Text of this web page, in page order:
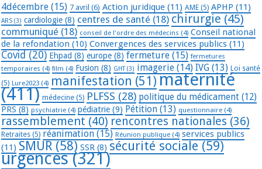
4décembre (15) 7 avril (6) Action juridique (11) AME (5) APHP (11)
ARS (3) cardiologie (8) centres de santé (18) chirurgie (45)
communiqué (18) conseil de l'ordre des médecins (4) Conseil national
de la refondation (10) Convergences des services publics (11)
Covid (20) Ehpad (8) europe (8) fermeture (15) fermetures
temporaires (4) film (4) Fusion (8) GHT(3) imagerie (14) IVG (13) Loi santé
(5) Lure2023 (4) manifestation (51) maternité
(411) médecine (5) PLFSS (28) politique du médicament (12)
PRS (8) psychiatrie (4) pédiatrie (9) Pétition (13) questionnaire (4)
rassemblement (40) rencontres nationales (36)
Retraites (5) réanimation (15) Réunion publique (4) services publics
(11) SMUR (58) SSR (8) sécurité sociale (59)
urgences(321)